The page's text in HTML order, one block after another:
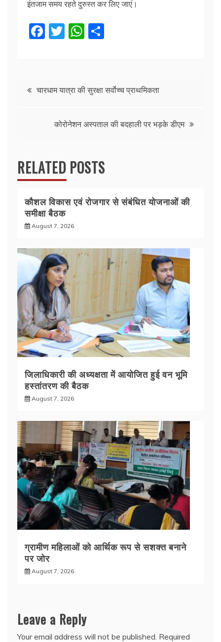
इंतजाम समय रहते दुरुस्त कर लिए जाएं।
F
b
o
T
W
A
p
Postचारधाम यात्रा की सुरक्षा सर्वाेच्च प्राथमिकता
कोरोनेशन अस्पताल की बदहाली पर भड़के डीएम
RELATED POSTS
कौशल विकास एवं रोजगार से संबंधित योजनाओं की
समीक्षा बैठक
August 7, 2026
जिलाधिकारी की अध्यक्षता में आयोजित हुई वन भूमि
हस्तांतरण की बैठक
August 7, 2026
ग्रामीण महिलाओं को आर्थिक रूप से सशक्त बनाने
पर जोर
August 7, 2026
Leave a Reply
Your email address will not be published. Required